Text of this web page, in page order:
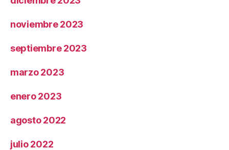
noviembre 2023
septiembre 2023
marzo 2023
enero 2023
agosto 2022
julio 2022